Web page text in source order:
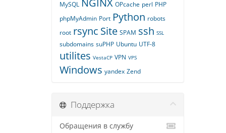
MySQL NGINX OPcache perl PHP
phpMyAdmin Port Python robots
root rsync Site SPAM ssh SSL
subdomains suPHP Ubuntu UTF-8
utilites VestaCP VPN VPS
Windows yandex Zend
Поддержка
Обращения в службу